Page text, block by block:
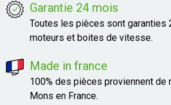
Garantie 24 mois
Toutes les pièces sont garanties
moteurs et boites de vitesse.
Made in france
100% des pièces proviennent de
Mons en France.